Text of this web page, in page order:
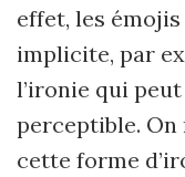
effet, les
implicite, par
l’ironie qui
perceptible.
cette forme